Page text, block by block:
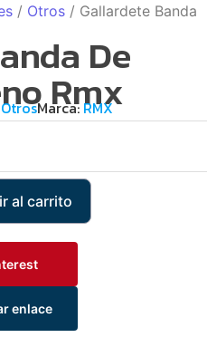
/ Otros / Gallardete Banda
De
Rmx
OtrosMarca: RMX
al carrito
enlace